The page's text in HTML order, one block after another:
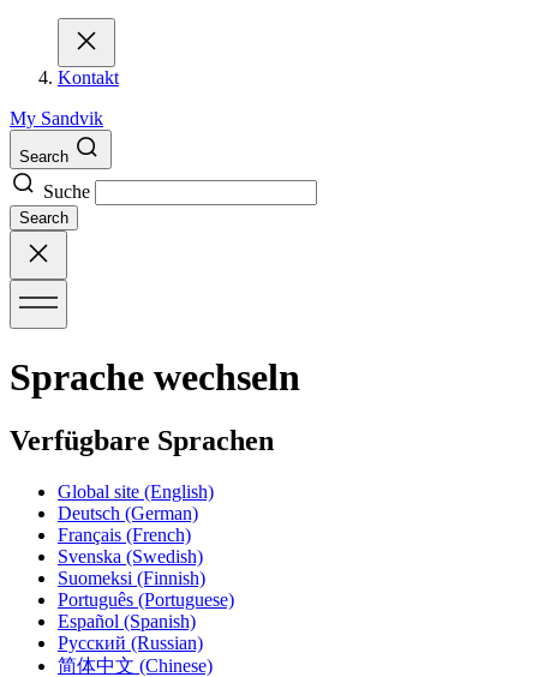
Kontakt
My Sandvik
Search
Suche
Search
Sprache wechseln
Verfügbare Sprachen
Global site (English)
Deutsch (German)
Français (French)
Svenska (Swedish)
Suomeksi (Finnish)
Português (Portuguese)
Español (Spanish)
Русский (Russian)
简体中文 (Chinese)